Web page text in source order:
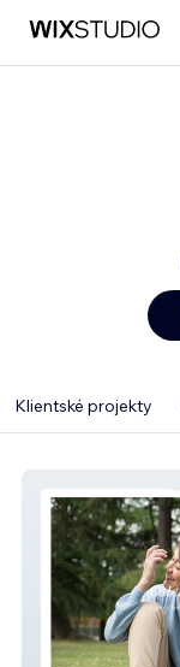
Klientské projekty